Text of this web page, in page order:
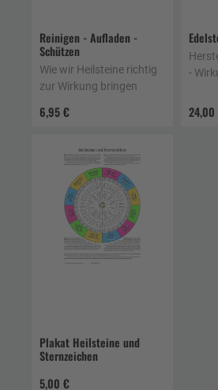
Reinigen - Aufladen -
Schützen
6,95 €
Wie wir Heilsteine richtig
zur Wirkung bringen
-
Plakat Heilsteine und
Sternzeichen
5,00 €